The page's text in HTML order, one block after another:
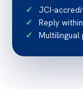
JCI-
Reply